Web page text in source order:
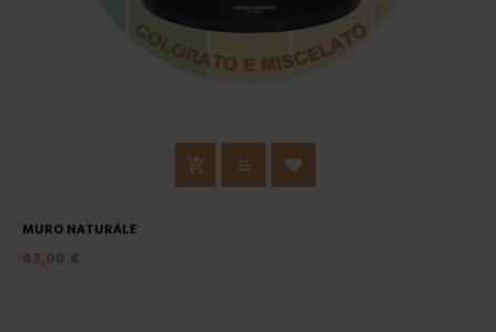
MURO NATURALE
43,00 €